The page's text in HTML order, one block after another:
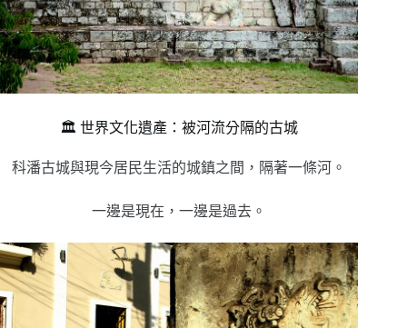
🏛️ 世界文化遺產：被河流分隔的古城
科潘古城與現今居民生活的城鎮之間，隔著一條河。
一邊是現在，一邊是過去。